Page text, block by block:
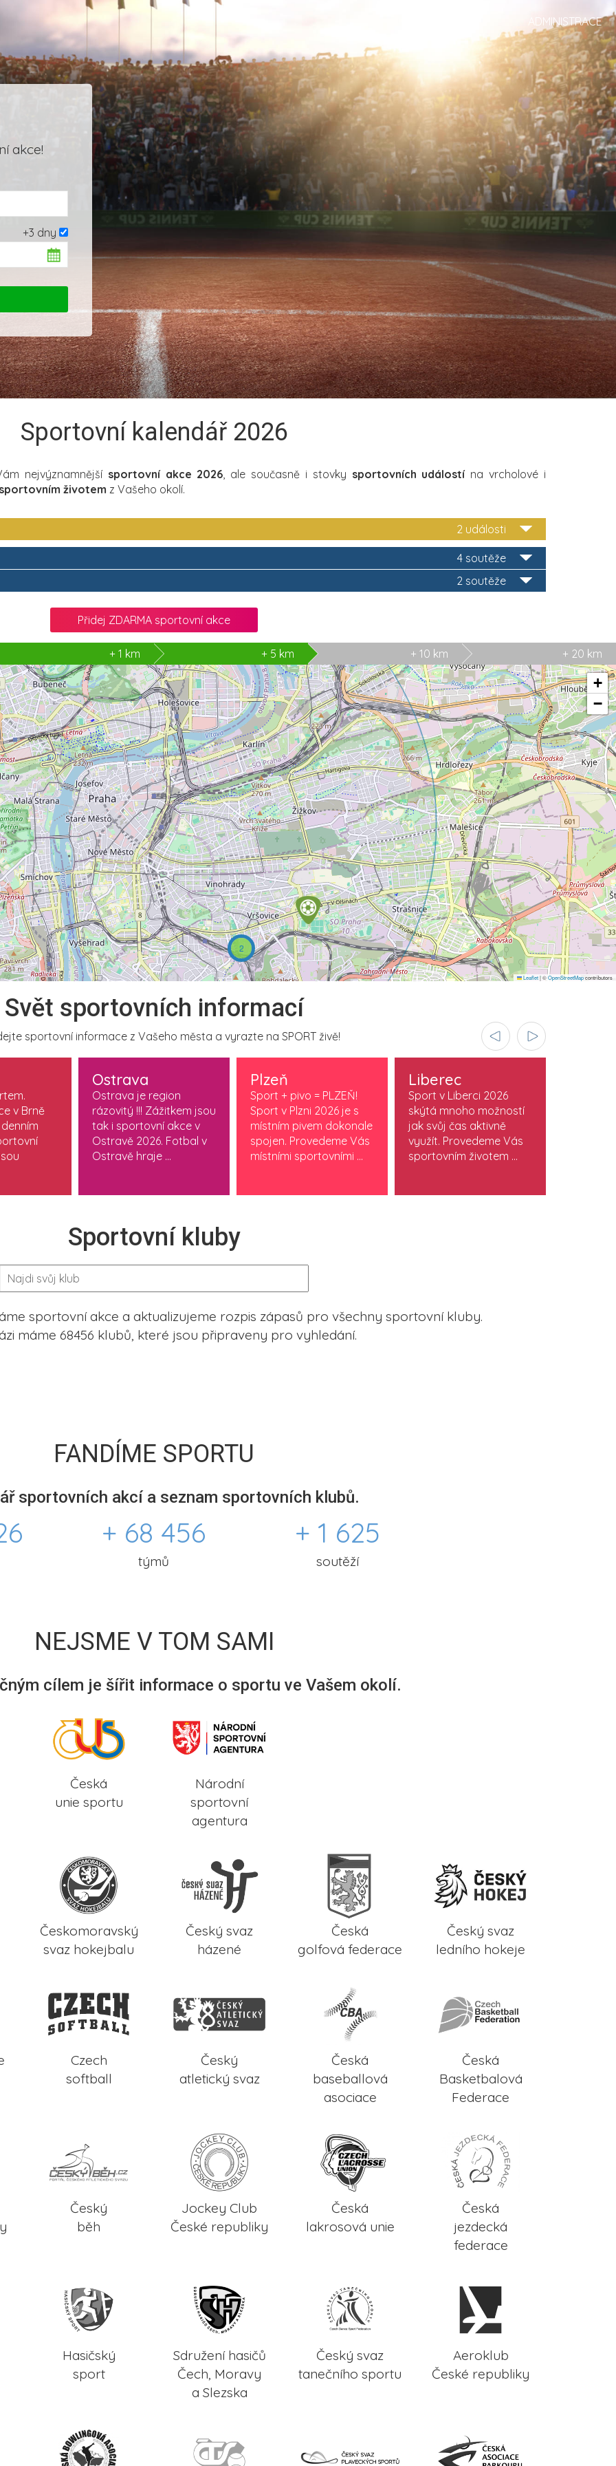
ADMINISTRACE
akce!
+3 dny
Sportovní kalendář 2026
nejvýznamnější sportovní akce 2026, ale současně i stovky sportovních událostína vrcholové i
sportovním životem z Vašeho okolí.
2 události
4 soutěže
2 soutěže
Přidej ZDARMA sportovní akce
+ 1 km + 5 km + 10 km + 20 km
2
+
−
Leaflet|©OpenStreetMapcontributors
Svět sportovních informací
sportovní informace z Vašeho města a vyrazte na SPORT živě!
v Brně
Ostrava
Ostrava je region
rázovitý !!! Zážitkem jsou
tak i sportovní akce v
Ostravě 2026. Fotbal v
Ostravě hraje ...
Plzeň
Sport + pivo = PLZEŇ!
Sport v Plzni 2026 je s
místním pivem dokonale
spojen. Provedeme Vás
místními sportovními ...
Liberec
Sport v Liberci 2026
skýtá mnoho možností
jak svůj čas aktivně
využít. Provedeme Vás
sportovním životem ...
Sportovní kluby
sportovní akce a aktualizujeme rozpis zápasů pro všechny sportovní kluby.
máme 68456 klubů, které jsou připraveny pro vyhledání.
FANDÍME SPORTU
sportovních akcí a seznam sportovních klubů.
+ 68 456
týmů
+ 1 625
soutěží
NEJSME V TOM SAMI
cílem je šířit informace o sportu ve Vašem okolí.
Česká
unie sportu
Národní
sportovní
agentura
Českomoravský
svaz hokejbalu
Český svaz
házené
Česká
golfová federace
Český svaz
ledního hokeje
Czech
softball
Český
atletický svaz
Česká
baseballová
asociace
Česká
Basketbalová
Federace
Český
běh
Jockey Club
České republiky
Česká
lakrosová unie
Česká
jezdecká
federace
Hasičský
sport
Sdružení hasičů
Čech, Moravy
a Slezska
Český svaz
tanečního sportu
Aeroklub
České republiky